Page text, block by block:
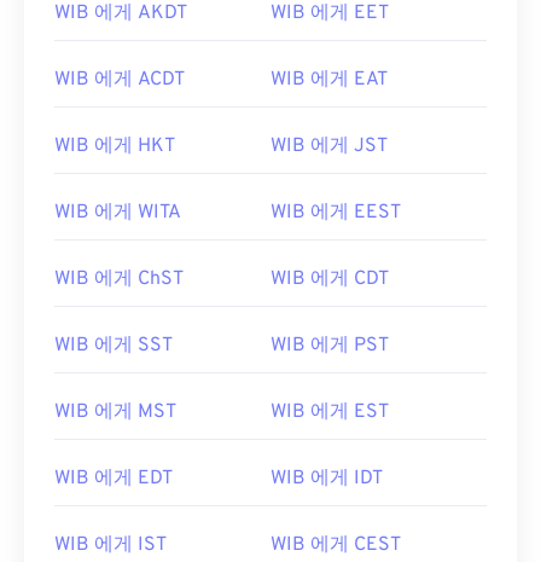
WIB 에게 AKDT WIB 에게 EET
WIB 에게 ACDT WIB 에게 EAT
WIB 에게 HKT WIB 에게 JST
WIB 에게 WITA WIB 에게 EEST
WIB 에게 ChST WIB 에게 CDT
WIB 에게 SST WIB 에게 PST
WIB 에게 MST WIB 에게 EST
WIB 에게 EDT WIB 에게 IDT
WIB 에게 IST WIB 에게 CEST